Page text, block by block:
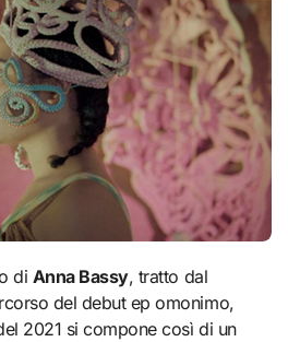
di Anna Bassy, tratto dal
del debut ep omonimo,
2021 si compone così di un